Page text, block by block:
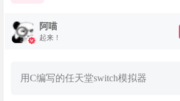
阿喵
起来！
用C编写的任天堂switch模拟器